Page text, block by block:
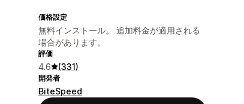
価格設定
無料インストール。 追加料金が適用される
場合があります。
評価
4.6 (331)
開発者
BiteSpeed